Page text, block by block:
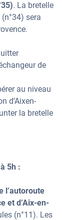
. La bretelle
sera
de
au niveau
d’Aixen-
la bretelle
5h :
l’autoroute
et d’Aix-en-
(n°11). Les